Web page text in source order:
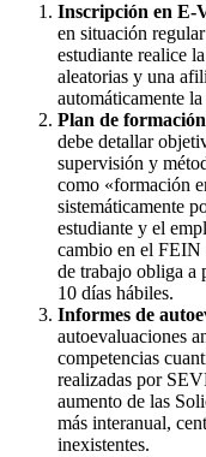
Inscripción en
en situación
estudiante realice
aleatorias y una
automáticamente
Plan de
debe detallar
supervisión y
como «formación
sistemáticamente
estudiante y el
cambio en el FEIN
de trabajo obliga a
10 días hábiles.
Informes de
autoevaluaciones
competencias
realizadas por
aumento de las
más interanual,
inexistentes.